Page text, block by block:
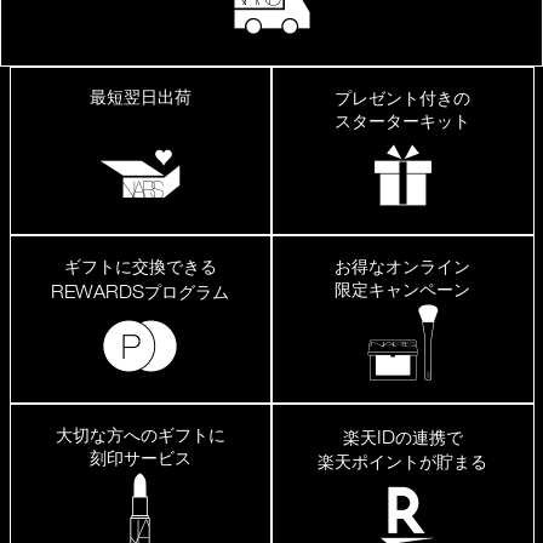
最短翌日出荷
プレゼント付きの
スターターキット
ギフトに交換できる
REWARDSプログラム
お得なオンライン
限定キャンペーン
大切な方へのギフトに
刻印サービス
楽天IDの連携で
楽天ポイントが貯まる